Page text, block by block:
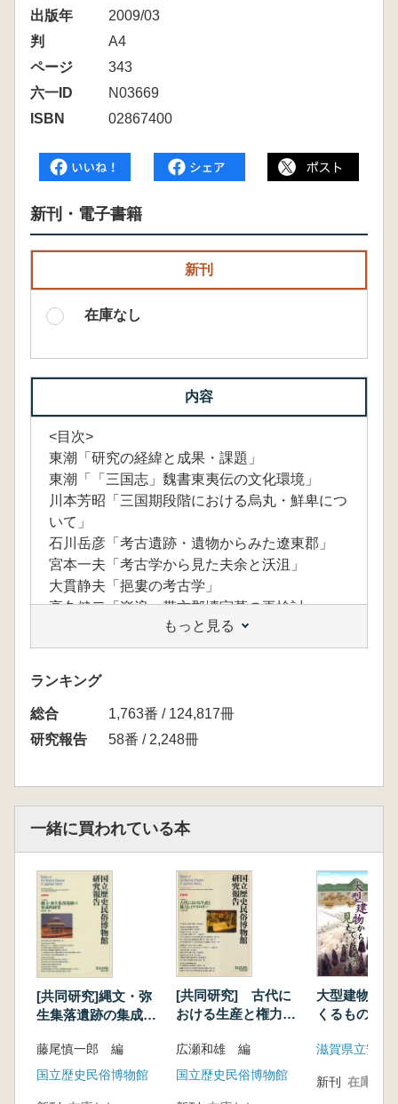
出版年
2009/03
判
A4
ページ
343
六一ID
N03669
ISBN
02867400
新刊・電子書籍
新刊
在庫なし
内容
<目次>
東潮「研究の経緯と成果・課題」
東潮「「三国志」魏書東夷伝の文化環境」
川本芳昭「三国期段階における烏丸・鮮卑につ
いて」
石川岳彦「考古遺跡・遺物からみた遼東郡」
宮本一夫「考古学から見た夫余と沃沮」
大貫静夫「挹婁の考古学」
高久健二「楽浪・帯方郡塼室墓の再検討」
藤口健二「-資料紹介-古代推定船「野性号」に
よる海路踏査」
武末純一「三韓と倭の交流」
後藤直「弥生時代の倭・韓交渉」
仁藤敦史「卑弥呼の王権と朝貢」
もっと見る
ランキング
総合
1,763番 / 124,817冊
研究報告
58番 / 2,248冊
一緒に買われている本
[共同研究]縄文・弥
生集落遺跡の集成的
藤尾慎一郎 編
国立歴史民俗博物館
[共同研究] 古代に
おける生産と権力と
広瀬和雄 編
国立歴史民俗博物館
大型建物か
くるもの 弥
新刊 在庫なし